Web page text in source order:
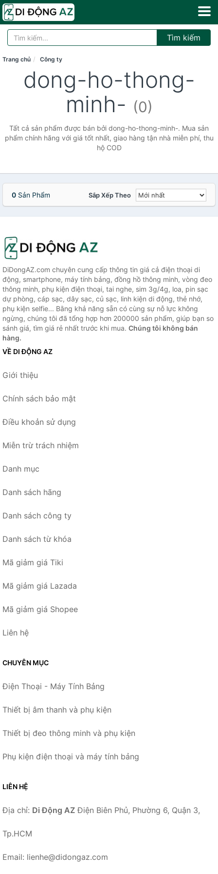
Tìm kiếm
Trang chủ Công ty
dong-ho-thong-
minh- (0)
Tất cả sản phẩm được bán bởi dong-ho-thong-minh-. Mua sản
phẩm chính hãng với giá tốt nhất, giao hàng tận nhà miễn phí, thu
hộ COD
0 Sản Phẩm Sắp Xếp Theo
DiDongAZ.com chuyên cung cấp thông tin giá cả điện thoại di
động, smartphone, máy tính bảng, đồng hồ thông minh, vòng đeo
thông minh, phụ kiện điện thoại, tai nghe, sim 3g/4g, loa, pin sạc
dự phòng, cáp sạc, dây sạc, củ sạc, linh kiện di động, thẻ nhớ,
phụ kiện selfie... Bằng khả năng sẵn có cùng sự nỗ lực không
ngừng, chúng tôi đã tổng hợp hơn 200000 sản phẩm, giúp bạn so
sánh giá, tìm giá rẻ nhất trước khi mua. Chúng tôi không bán
hàng.
VỀ DI ĐỘNG AZ
Giới thiệu
Chính sách bảo mật
Điều khoản sử dụng
Miễn trừ trách nhiệm
Danh mục
Danh sách hãng
Danh sách công ty
Danh sách từ khóa
Mã giảm giá Tiki
Mã giảm giá Lazada
Mã giảm giá Shopee
Liên hệ
CHUYÊN MỤC
Điện Thoại - Máy Tính Bảng
Thiết bị âm thanh và phụ kiện
Thiết bị đeo thông minh và phụ kiện
Phụ kiện điện thoại và máy tính bảng
LIÊN HỆ
Địa chỉ: Di Động AZ Điện Biên Phủ, Phường 6, Quận 3,
Tp.HCM
Email: lienhe@didongaz.com